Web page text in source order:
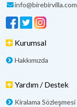
info@birebirvilla.com
Kurumsal
Hakkımızda
Yardım / Destek
Kiralama Sözleşmesi